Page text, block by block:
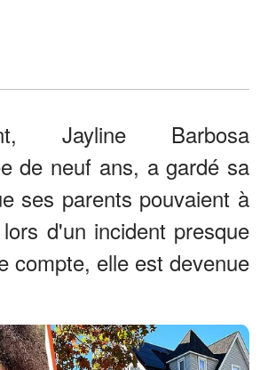
Jayline Barbosa
de neuf ans, a gardé sa
ses parents pouvaient à
d'un incident presque
compte, elle est devenue